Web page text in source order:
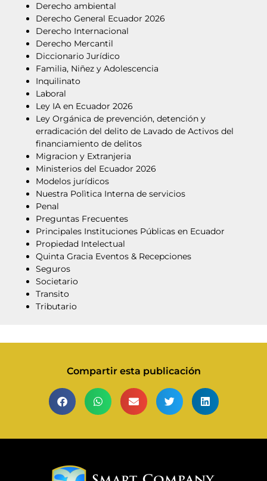
Derecho ambiental
Derecho General Ecuador 2026
Derecho Internacional
Derecho Mercantil
Diccionario Jurídico
Familia, Niñez y Adolescencia
Inquilinato
Laboral
Ley IA en Ecuador 2026
Ley Orgánica de prevención, detención y
erradicación del delito de Lavado de Activos del
financiamiento de delitos
Migracion y Extranjeria
Ministerios del Ecuador 2026
Modelos jurídicos
Nuestra Polìtica Interna de servicios
Penal
Preguntas Frecuentes
Principales Instituciones Públicas en Ecuador
Propiedad Intelectual
Quinta Gracia Eventos & Recepciones
Seguros
Societario
Transito
Tributario
Compartir esta publicación